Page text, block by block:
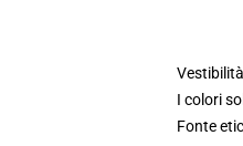
I colori
Fonte